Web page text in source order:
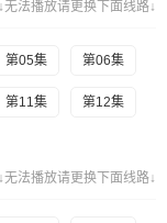
↓无法播放请更换下面线路↓
第05集 第06集
第11集 第12集
↓无法播放请更换下面线路↓